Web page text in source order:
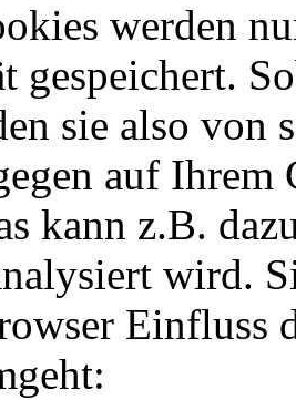
werden
gespeichert.
sie also von
auf Ihrem
kann z.B.
wird.
Einfluss